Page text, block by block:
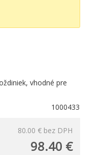
vhodné pre
1000433
80.00 € bez DPH
98.40 €